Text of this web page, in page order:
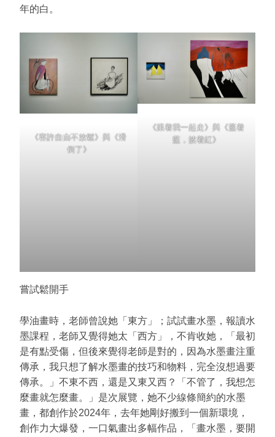
年的白。
《容許自由不放鬆》與《滑
倒了》
《跟着我一起走》與《蓋着
藍，披着紅》
嘗試鬆開手
學油畫時，老師曾說她「東方」；試試畫水墨，報讀水
墨課程，老師又覺得她太「西方」，不肯收她，「最初
是有點受傷，但後來覺得老師是對的，因為水墨畫注重
傳承，我只想了解水墨畫的技巧和物料，完全沒想過要
傳承。」不東不西，還是又東又西？「不管了，我想怎
麼畫就怎麼畫。」是次展覽，她不少線條簡約的水墨
畫，都創作於2024年，去年她剛好搬到一個新環境，
創作力大爆發，一口氣畫出多幅作品，「畫水墨，要開